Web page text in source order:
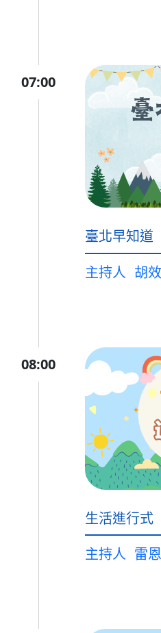
07:00
臺北早知道
主持人 胡
08:00
生活進行式
主持人 雷恩